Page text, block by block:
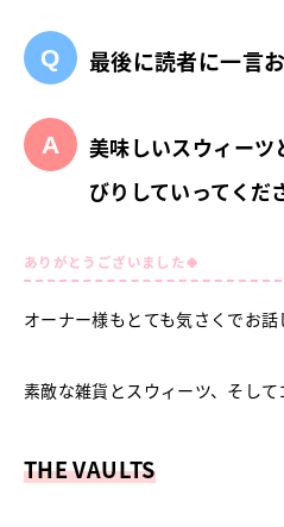
最後に読者に一言
美味しいスウィーツ
びりしていってくだ
ありがとうございました🍀
オーナー様もとても気さくでお話
素敵な雑貨とスウィーツ、そして
THEVAULTS